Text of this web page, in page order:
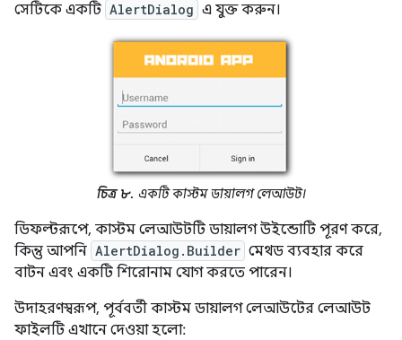
সেটিকে একটি AlertDialog এ যুক্ত করুন।
চিত্র ৮. একটি কাস্টম ডায়ালগ লেআউট।
ডিফল্টরূপে, কাস্টম লেআউটটি ডায়ালগ উইন্ডোটি পূরণ করে,
কিন্তু আপনি AlertDialog.Builder মেথড ব্যবহার করে
বাটন এবং একটি শিরোনাম যোগ করতে পারেন।
উদাহরণস্বরূপ, পূর্ববর্তী কাস্টম ডায়ালগ লেআউটের লেআউট
ফাইলটি এখানে দেওয়া হলো: